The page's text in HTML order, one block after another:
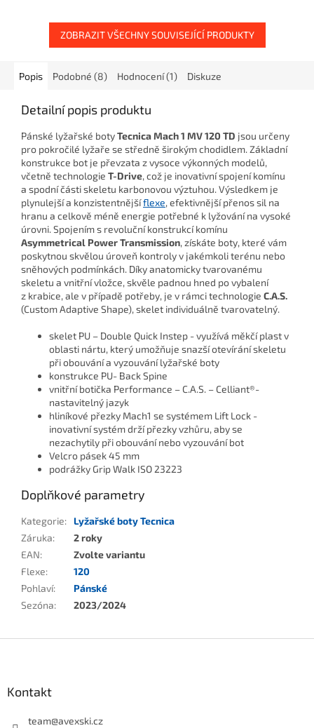
ZOBRAZIT VŠECHNY SOUVISEJÍCÍ PRODUKTY
Popis Podobné (8) Hodnocení (1) Diskuze
Detailní popis produktu
Pánské lyžařské botyTecnica Mach 1 MV 120 TD jsou určeny
pro pokročilé lyžaře se středně širokým chodidlem. Základní
konstrukce bot je převzata z vysoce výkonných modelů,
včetně technologie T-Drive, což je inovativní spojení komínu
a spodní části skeletu karbonovou výztuhou. Výsledkem je
plynulejší a konzistentnějšíflexe, efektivnější přenos sil na
hranu a celkově méně energie potřebné k lyžování na vysoké
úrovni. Spojením s revoluční konstrukcí komínu
Asymmetrical Power Transmission, získáte boty, které vám
poskytnou skvělou úroveň kontroly v jakémkoli terénu nebo
sněhových podmínkách. Díky anatomicky tvarovanému
skeletu a vnitřní vložce, skvěle padnou hned po vybalení
z krabice, ale v případě potřeby, je v rámci technologie C.A.S.
(Custom Adaptive Shape), skelet individuálně tvarovatelný.
skelet PU – Double Quick Instep - využívá měkčí plast v
oblasti nártu, který umožňuje snazší otevírání skeletu
při obouvání a vyzouvání lyžařské boty
konstrukce PU- Back Spine
vnitřní botička Performance – C.A.S. – Celliant®-
nastavitelný jazyk
hliníkové přezky Mach1 se systémem Lift Lock -
inovativní systém drží přezky vzhůru, aby se
nezachytily při obouvání nebo vyzouvání bot
Velcro pásek 45 mm
podrážky Grip Walk ISO 23223
Doplňkové parametry
Kategorie:
Lyžařské boty Tecnica
Záruka:
2 roky
EAN:
Zvolte variantu
Flexe:
120
Pohlaví:
Pánské
Sezóna: 2023/2024
Kontakt
team@avexski.cz